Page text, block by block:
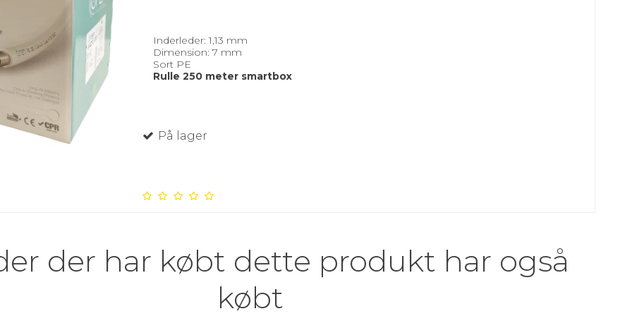
Inderleder: 1,13 mm
Dimension: 7 mm
Sort PE
Rulle 250 meter smartbox
På lager
der har købt dette produkt har også
købt